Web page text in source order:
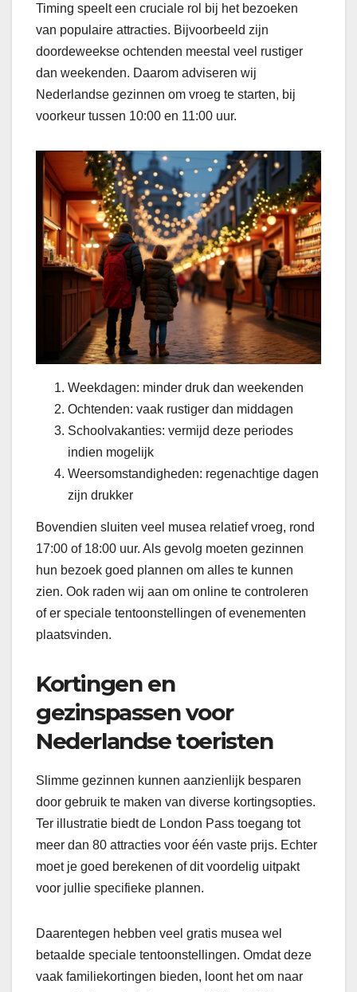
Timing speelt een cruciale rol bij het bezoeken
van populaire attracties. Bijvoorbeeld zijn
doordeweekse ochtenden meestal veel rustiger
dan weekenden. Daarom adviseren wij
Nederlandse gezinnen om vroeg te starten, bij
voorkeur tussen 10:00 en 11:00 uur.
Weekdagen: minder druk dan weekenden
Ochtenden: vaak rustiger dan middagen
Schoolvakanties: vermijd deze periodes
indien mogelijk
Weersomstandigheden: regenachtige dagen
zijn drukker
Bovendien sluiten veel musea relatief vroeg, rond
17:00 of 18:00 uur. Als gevolg moeten gezinnen
hun bezoek goed plannen om alles te kunnen
zien. Ook raden wij aan om online te controleren
of er speciale tentoonstellingen of evenementen
plaatsvinden.
Kortingen en
gezinspassen voor
Nederlandse toeristen
Slimme gezinnen kunnen aanzienlijk besparen
door gebruik te maken van diverse kortingsopties.
Ter illustratie biedt de London Pass toegang tot
meer dan 80 attracties voor één vaste prijs. Echter
moet je goed berekenen of dit voordelig uitpakt
voor jullie specifieke plannen.
Daarentegen hebben veel gratis musea wel
betaalde speciale tentoonstellingen. Omdat deze
vaak familiekortingen bieden, loont het om naar